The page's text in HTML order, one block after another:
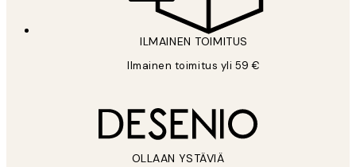
ILMAINEN TOIMITUS
Ilmainen toimitus yli 59 €
OLLAAN YSTÄVIÄ